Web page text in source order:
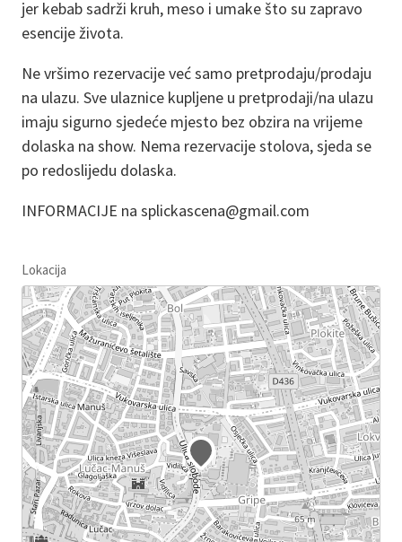
jer kebab sadrži kruh, meso i umake što su zapravo
esencije života.
Ne vršimo rezervacije već samo pretprodaju/prodaju
na ulazu. Sve ulaznice kupljene u pretprodaji/na ulazu
imaju sigurno sjedeće mjesto bez obzira na vrijeme
dolaska na show. Nema rezervacije stolova, sjeda se
po redoslijedu dolaska.
INFORMACIJE na splickascena@gmail.com
Lokacija